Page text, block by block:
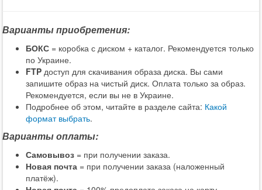
Варианты приобретения:
БОКС = коробка с диском + каталог. Рекомендуется только
по Украине.
FTP доступ для скачивания образа диска. Вы сами
запишите образ на чистый диск. Оплата только за образ.
Рекомендуется, если вы не в Украине.
Подробнее об этом, читайте в разделе сайта: Какой
формат выбрать.
Варианты оплаты:
Самовывоз = при получении заказа.
Новая почта = при получении заказа (наложенный
платёж).